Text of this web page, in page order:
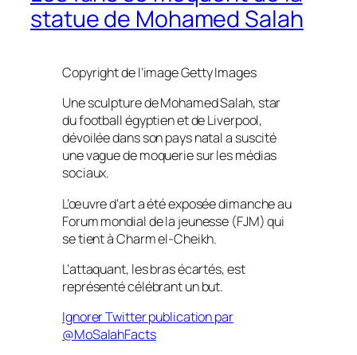
statue de Mohamed Salah
Copyright de l’imageGetty Images
Une sculpture de Mohamed Salah, star
du football égyptien et de Liverpool,
dévoilée dans son pays natal a suscité
une vague de moquerie sur les médias
sociaux.
L’œuvre d’art a été exposée dimanche au
Forum mondial de la jeunesse (FJM) qui
se tient à Charm el-Cheikh.
L’attaquant, les bras écartés, est
représenté célébrant un but.
Ignorer Twitter publication par
@MoSalahFacts